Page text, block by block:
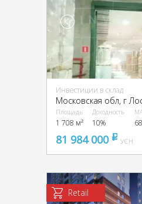
Инвестиции в склад
Площадь
1 708 м²
Доходность
10%
81 984 000 pуб
УСН
Retail